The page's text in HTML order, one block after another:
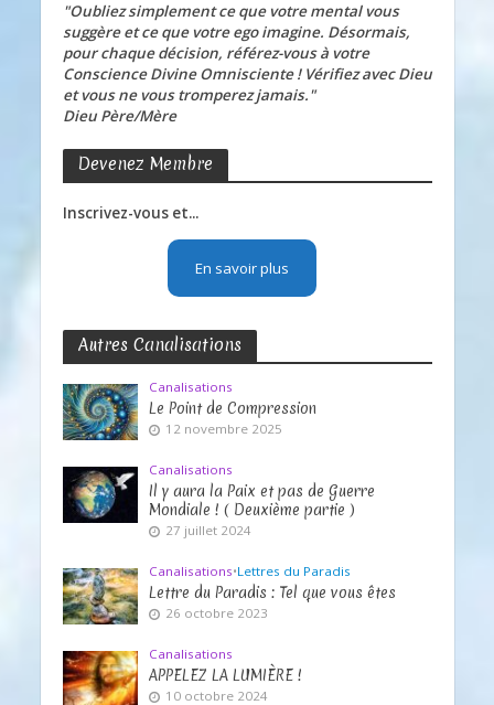
"Oubliez simplement ce que votre mental vous
suggère et ce que votre ego imagine. Désormais,
pour chaque décision, référez-vous à votre
Conscience Divine Omnisciente ! Vérifiez avec Dieu
et vous ne vous tromperez jamais."
Dieu Père/Mère
Devenez Membre
Inscrivez-vous et...
En savoir plus
Autres Canalisations
Canalisations
Le Point de Compression
12 novembre 2025
Canalisations
Il y aura la Paix et pas de Guerre
Mondiale ! ( Deuxième partie )
27 juillet 2024
Canalisations•Lettres du Paradis
Lettre du Paradis : Tel que vous êtes
26 octobre 2023
Canalisations
APPELEZ LA LUMIÈRE !
10 octobre 2024